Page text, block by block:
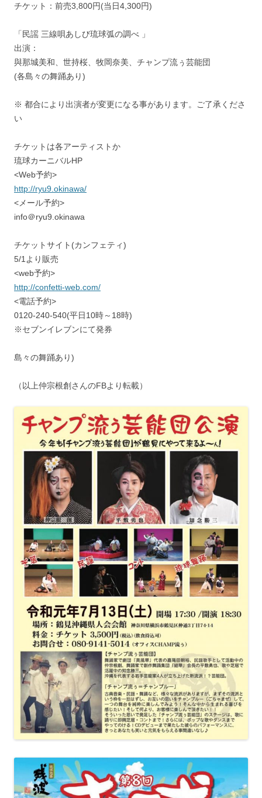
チケット：前売3,800円(当日4,300円)
「民謡 三線唄あしび琉球弧の調べ 」
出演：
與那城美和、世持桜、牧岡奈美、チャンプ流ぅ芸能団
(各島々の舞踊あり)
※ 都合により出演者が変更になる事があります。ご了承くださ
い
チケットは各アーティストか
琉球カーニバルHP
<Web予約>
http://ryu9.okinawa/
<メール予約>
info＠ryu9.okinawa
チケットサイト(カンフェティ)
5/1より販売
<web予約>
http://confetti-web.com/
<電話予約>
0120-240-540(平日10時～18時)
※セブンイレブンにて発券
島々の舞踊あり)
（以上仲宗根創さんのFBより転載）